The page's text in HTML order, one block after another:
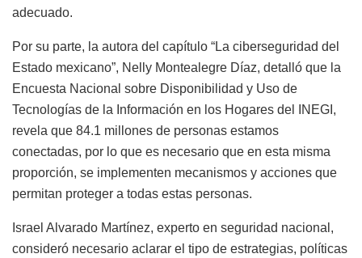
adecuado.
Por su parte, la autora del capítulo “La ciberseguridad del
Estado mexicano”, Nelly Montealegre Díaz, detalló que la
Encuesta Nacional sobre Disponibilidad y Uso de
Tecnologías de la Información en los Hogares del INEGI,
revela que 84.1 millones de personas estamos
conectadas, por lo que es necesario que en esta misma
proporción, se implementen mecanismos y acciones que
permitan proteger a todas estas personas.
Israel Alvarado Martínez, experto en seguridad nacional,
consideró necesario aclarar el tipo de estrategias, políticas